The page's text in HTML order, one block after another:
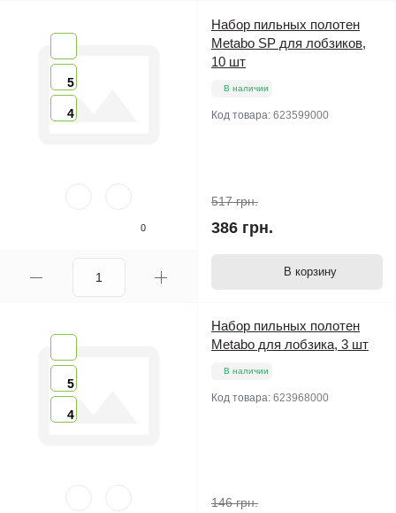
5
4
0
Набор пильных полотен
Metabo SP для лобзиков,
10 шт
В наличии
Код товара: 623599000
517 грн.
386 грн.
В корзину
5
4
Набор пильных полотен
Metabo для лобзика, 3 шт
В наличии
Код товара: 623968000
146 грн.